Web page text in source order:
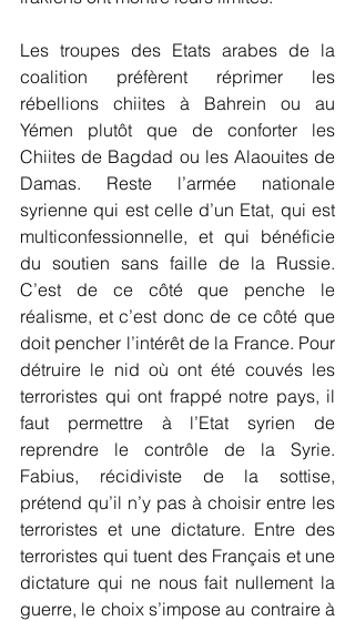
Les troupes des Etats arabes de la
coalition préfèrent réprimer les
rébellions chiites à Bahrein ou au
Yémen plutôt que de conforter les
Chiites de Bagdad ou les Alaouites de
Damas. Reste l’armée nationale
syrienne qui est celle d’un Etat, qui est
multiconfessionnelle, et qui bénéficie
du soutien sans faille de la Russie.
C’est de ce côté que penche le
réalisme, et c’est donc de ce côté que
doit pencher l’intérêt de la France. Pour
détruire le nid où ont été couvés les
terroristes qui ont frappé notre pays, il
faut permettre à l’Etat syrien de
reprendre le contrôle de la Syrie.
Fabius, récidiviste de la sottise,
prétend qu’il n’y pas à choisir entre les
terroristes et une dictature. Entre des
terroristes qui tuent des Français et une
dictature qui ne nous fait nullement la
guerre, le choix s’impose au contraire à